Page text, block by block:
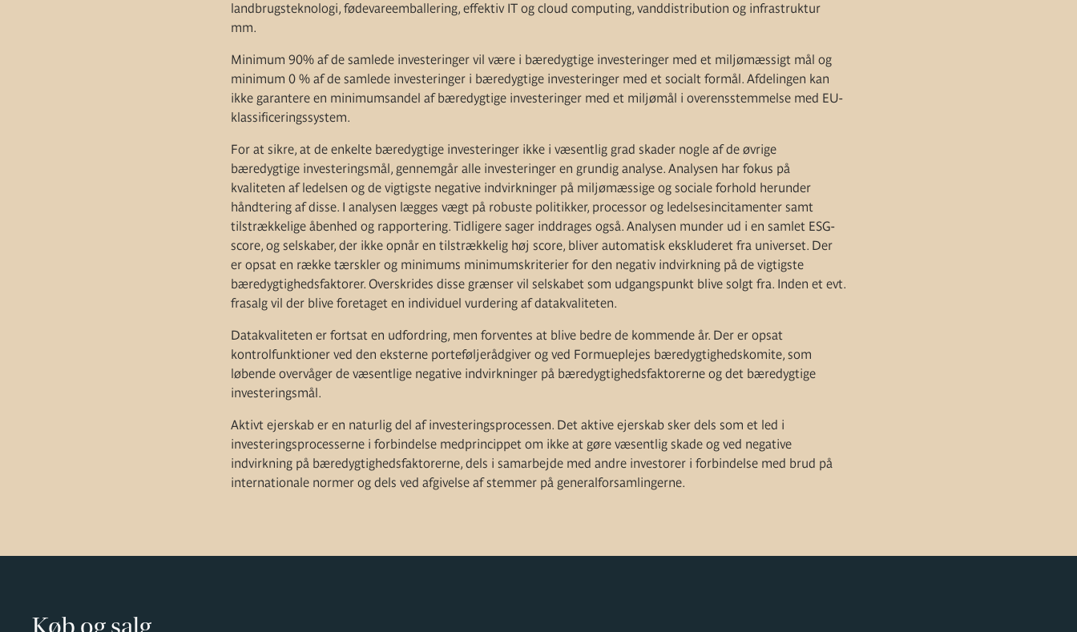
landbrugsteknologi, fødevareemballering, effektiv IT og cloud computing, vanddistribution og infrastruktur
mm.
Minimum 90% af de samlede investeringer vil være i bæredygtige investeringer med et miljømæssigt mål og
minimum 0 % af de samlede investeringer i bæredygtige investeringer med et socialt formål. Afdelingen kan
ikke garantere en minimumsandel af bæredygtige investeringer med et miljømål i overensstemmelse med EU-
klassificeringssystem.
For at sikre, at de enkelte bæredygtige investeringer ikke i væsentlig grad skader nogle af de øvrige
bæredygtige investeringsmål, gennemgår alle investeringer en grundig analyse. Analysen har fokus på
kvaliteten af ledelsen og de vigtigste negative indvirkninger på miljømæssige og sociale forhold herunder
håndtering af disse. I analysen lægges vægt på robuste politikker, processor og ledelsesincitamenter samt
tilstrækkelige åbenhed og rapportering. Tidligere sager inddrages også. Analysen munder ud i en samlet ESG-
score, og selskaber, der ikke opnår en tilstrækkelig høj score, bliver automatisk ekskluderet fra universet. Der
er opsat en række tærskler og minimums minimumskriterier for den negativ indvirkning på de vigtigste
bæredygtighedsfaktorer. Overskrides disse grænser vil selskabet som udgangspunkt blive solgt fra. Inden et evt.
frasalg vil der blive foretaget en individuel vurdering af datakvaliteten.
Datakvaliteten er fortsat en udfordring, men forventes at blive bedre de kommende år. Der er opsat
kontrolfunktioner ved den eksterne porteføljerådgiver og ved Formueplejes bæredygtighedskomite, som
løbende overvåger de væsentlige negative indvirkninger på bæredygtighedsfaktorerne og det bæredygtige
investeringsmål.
Aktivt ejerskab er en naturlig del af investeringsprocessen. Det aktive ejerskab sker dels som et led i
investeringsprocesserne i forbindelse medprincippet om ikke at gøre væsentlig skade og ved negative
indvirkning på bæredygtighedsfaktorerne, dels i samarbejde med andre investorer i forbindelse med brud på
internationale normer og dels ved afgivelse af stemmer på generalforsamlingerne.